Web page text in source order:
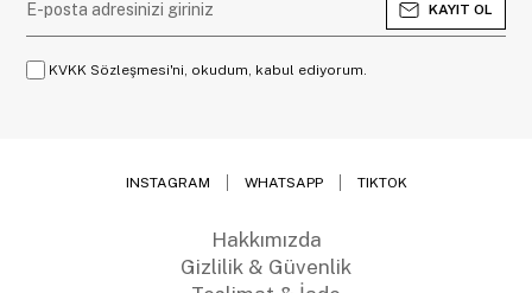
KAYIT OL
KVKK Sözleşmesi'ni, okudum, kabul ediyorum.
INSTAGRAM WHATSAPP TIKTOK
Hakkımızda
Gizlilik & Güvenlik